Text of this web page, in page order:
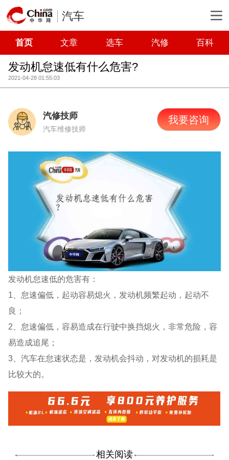
汽车
首页 文章 选车 汽修 百科
发动机怠速低有什么危害?
2021-04-28 01:55:03
汽修技师
汽车维修技师
我要咨询
发动机怠速低的危害有：
1、怠速偏低，起动容易熄火，发动机频繁起动，起动不
良；
2、怠速偏低，容易造成在行驶中换挡熄火，非常危险，容
易造成追尾；
3、汽车在怠速状态是，发动机会抖动，对发动机的损耗是
比较大的。
相关阅读